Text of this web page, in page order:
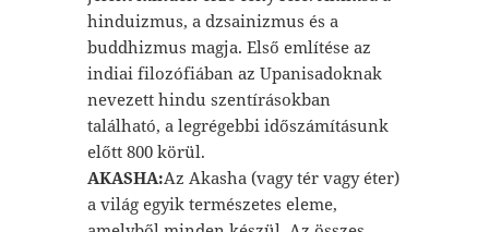
hinduizmus, a dzsainizmus és a
buddhizmus magja. Első említése az
indiai filozófiában az Upanisadoknak
nevezett hindu szentírásokban
található, a legrégebbi időszámításunk
előtt 800 körül.
AKASHA:Az Akasha (vagy tér vagy éter)
a világ egyik természetes eleme,